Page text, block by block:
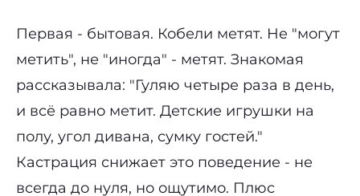
Первая - бытовая. Кобели метят. Не "могут
метить", не "иногда" - метят. Знакомая
рассказывала: "Гуляю четыре раза в день,
и всё равно метит. Детские игрушки на
полу, угол дивана, сумку гостей."
Кастрация снижает это поведение - не
всегда до нуля, но ощутимо. Плюс